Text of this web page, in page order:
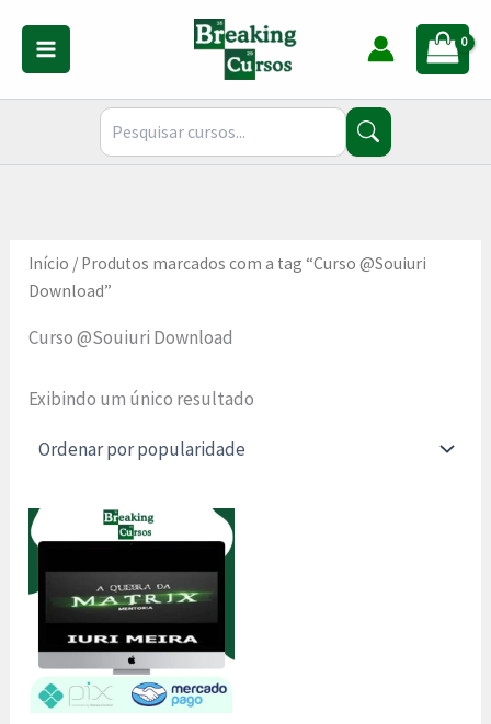
conteúdo
Início / Produtos marcados com a tag “Curso @Souiuri
Download”
Curso @Souiuri Download
Exibindo um único resultado